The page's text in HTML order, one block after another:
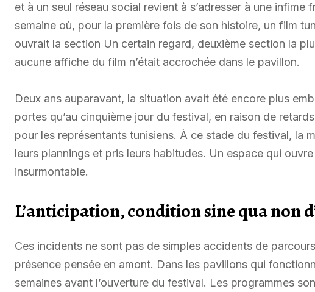
et à un seul réseau social revient à s’adresser à une
semaine où, pour la première fois de son histoire, un film
ouvrait la section Un certain regard, deuxième section la
aucune affiche du film n’était accrochée dans le pavillon.
Deux ans auparavant, la situation avait été encore plus
portes qu’au cinquième jour du festival, en raison de
pour les représentants tunisiens. À ce stade du festival, la
leurs plannings et pris leurs habitudes. Un espace qui
insurmontable.
L’anticipation, condition sine qua non
Ces incidents ne sont pas de simples accidents de
présence pensée en amont. Dans les pavillons qui
semaines avant l’ouverture du festival. Les programmes